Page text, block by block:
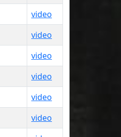
video
video
video
video
video
video